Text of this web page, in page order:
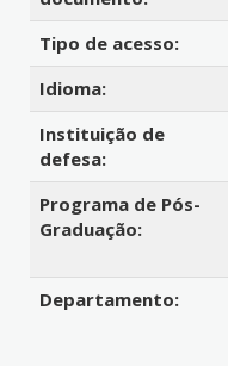
Tipo de acesso:
Idioma:
Instituição de
defesa:
Programa de Pós-
Graduação:
Departamento: